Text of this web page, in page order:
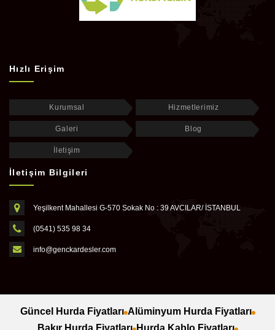
Hızlı Erişim
Kurumsal Hizmetlerimiz
Galeri Blog
İletişim
İletişim Bilgileri
Yeşilkent Mahallesi G-570 Sokak No : 39 AVCILAR/ İSTANBUL
(0541) 535 98 34
info@genckardesler.com
Güncel Hurda Fiyatları Alüminyum Hurda Fiyatları
Bakır Hurda Fiyatları Hurda Kablo Fiyatları